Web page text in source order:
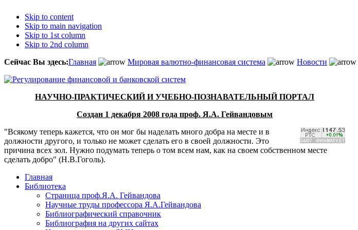
Skip to content
Skip to main navigation
Skip to 1st column
Skip to 2nd column
Сейчас Вы здесь:Главная Мировая валютно-финансовая система Новости
НАУЧНО-ПРАКТИЧЕСКИЙ И УЧЕБНО-ПОЗНАВАТЕЛЬНЫЙ ПОРТАЛ
Создан 1 декабря 2008 года проф. Я.А. Гейвандовым
"Всякому теперь кажется, что он мог бы наделать много добра на месте и в
должности другого, и только не может сделать его в своей должности. Это
причина всех зол. Нужно подумать теперь о том всем нам, как на своем собственном месте
сделать добро" (Н.В.Гоголь).
Главная
Библиотека
Страница проф.Я.А. Гейвандова
Научные труды профессора Я.А.Гейвандова
Библиографический справочник
Библиография на других сайтах